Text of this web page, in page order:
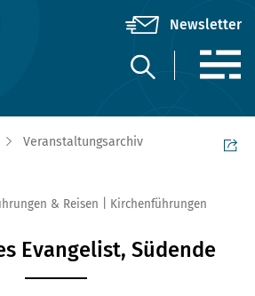
Veranstaltungsarchiv
& Reisen Kirchenführungen
Evangelist, Südende